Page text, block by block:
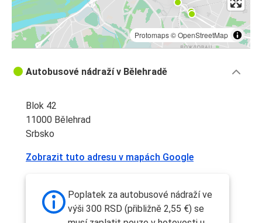
Protomaps©OpenStreetMap
Autobusové nádraží v Bělehradě
Blok 42
11000 Bělehrad
Srbsko
Zobrazit tuto adresu v mapách Google
Poplatek za autobusové nádraží ve
výši 300 RSD (přibližně 2,55 €) se